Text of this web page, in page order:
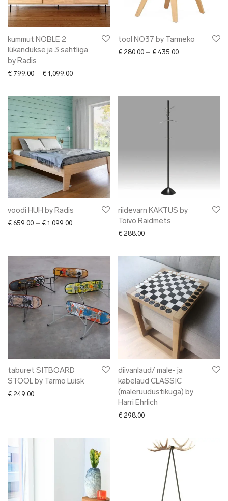
kummut NOBLE 2
lükandukse ja 3 sahtliga
by Radis
€ 799.00 – € 1,099.00Price range: € 799.00 through € 1,099.00
tool NO37 by Tarmeko
€ 280.00 – € 435.00Price range: €
voodi HUH by Radis
€ 659.00 – € 1,099.00Price range: € 659.00 through € 1,099.00
riidevarn KAKTUS by
Toivo Raidmets
€ 288.00
taburet SITBOARD
STOOL by Tarmo Luisk
€ 249.00
diivanlaud/ male- ja
kabelaud CLASSIC
(maleruudustikuga) by
Harri Ehrlich
€ 298.00